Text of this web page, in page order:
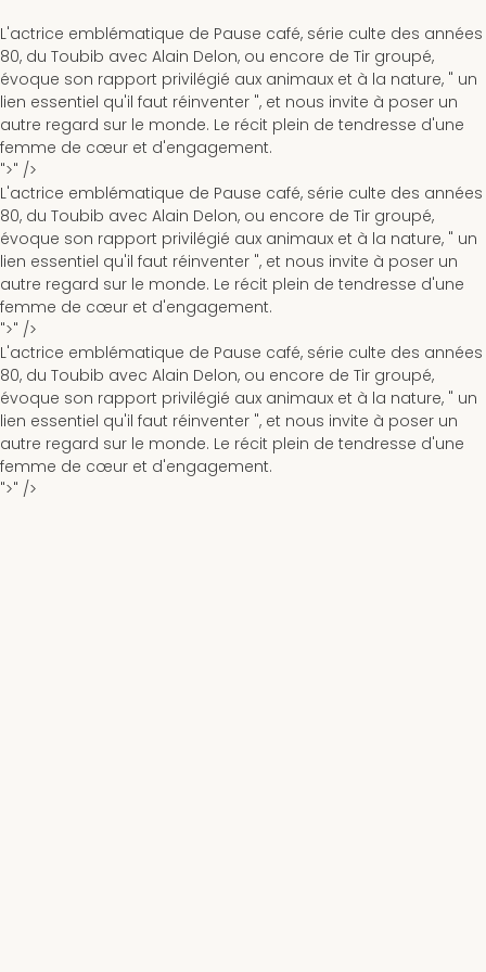
L'actrice emblématique de Pause café, série culte des années
80, du Toubib avec Alain Delon, ou encore de Tir groupé,
évoque son rapport privilégié aux animaux et à la nature, " un
lien essentiel qu'il faut réinventer ", et nous invite à poser un
autre regard sur le monde. Le récit plein de tendresse d'une
femme de cœur et d'engagement.
">" />
L'actrice emblématique de Pause café, série culte des années
80, du Toubib avec Alain Delon, ou encore de Tir groupé,
évoque son rapport privilégié aux animaux et à la nature, " un
lien essentiel qu'il faut réinventer ", et nous invite à poser un
autre regard sur le monde. Le récit plein de tendresse d'une
femme de cœur et d'engagement.
">" />
L'actrice emblématique de Pause café, série culte des années
80, du Toubib avec Alain Delon, ou encore de Tir groupé,
évoque son rapport privilégié aux animaux et à la nature, " un
lien essentiel qu'il faut réinventer ", et nous invite à poser un
autre regard sur le monde. Le récit plein de tendresse d'une
femme de cœur et d'engagement.
">" />